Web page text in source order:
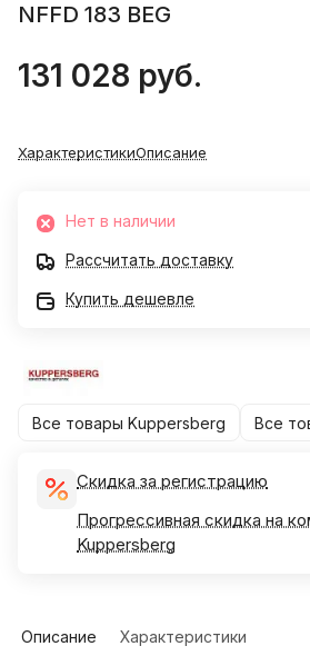
NFFD 183 BEG
131 028 руб.
ХарактеристикиОписание
Нет в наличии
Рассчитать доставку
Купить дешевле
Все товары Kuppersberg Все
Скидка за регистрацию
Прогрессивная скидка на
Kuppersberg
Описание Характеристики